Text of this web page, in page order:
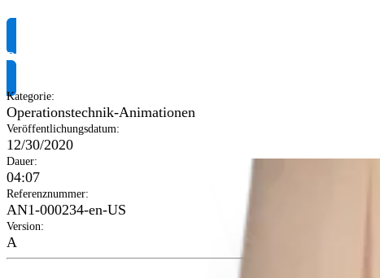
Produktinformationen anfragen
Kategorie:
Operationstechnik-Animationen
Veröffentlichungsdatum:
12/30/2020
Dauer:
04:07
Referenznummer:
AN1-000234-en-US
Version:
A